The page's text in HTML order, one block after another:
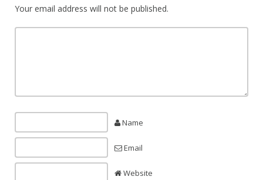
Your email address will not be published.
Name
Email
Website